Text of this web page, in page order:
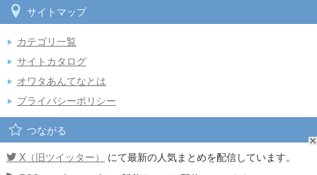
サイトマップ
カテゴリ一覧
サイトカタログ
オワタあんてなとは
プライバシーポリシー
つながる
X（旧ツイッター）
にて最新の人気まとめを配信しています。